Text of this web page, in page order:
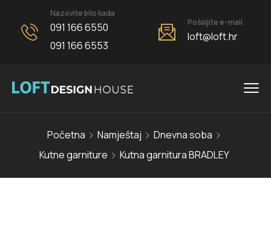
Nazovite bilo kada
091 166 6550
091 166 6553
Pošaljite e-mail
loft@loft.hr
Početna Namještaj
Dnevna soba
Kutne garniture
Kutna garnitura BRADLEY